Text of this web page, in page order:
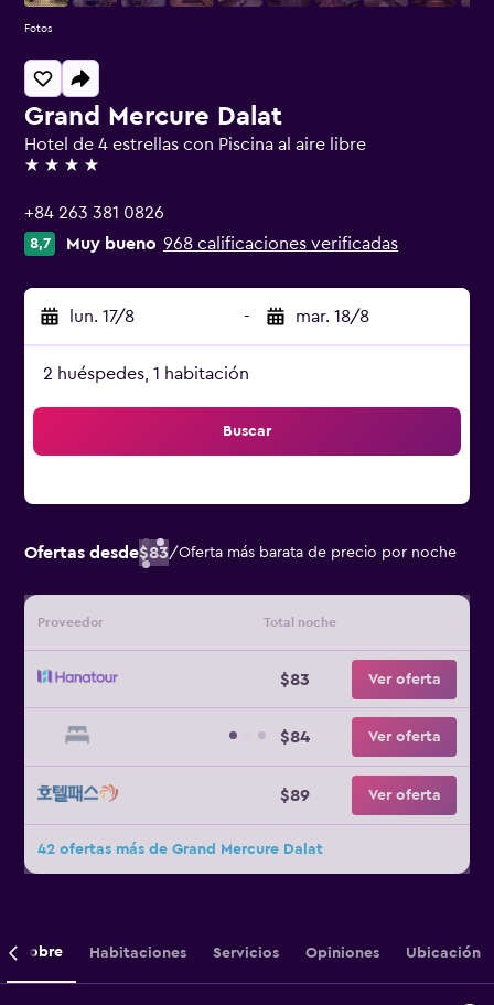
Grand Mercure Dalat
Hotel de 4 estrellas con Piscina al aire libre
4 estrellas
+84 263 381 0826
8,7 Muy bueno 968 calificaciones verificadas
lun. 17/8 - mar. 18/8
2 huéspedes, 1 habitación
Buscar
Ofertas desde$83/Oferta más barata de precio por noche
Proveedor Total noche
$83 Ver oferta
$84 Ver oferta
$89 Ver oferta
42 ofertas más de Grand Mercure Dalat
Fotos
Sobre Habitaciones Servicios Opiniones Ubicación